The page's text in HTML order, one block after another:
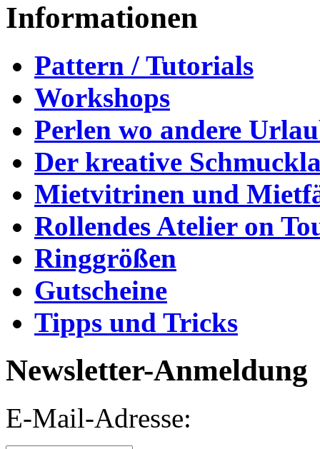
Informationen
Pattern / Tutorials
Workshops
Perlen wo andere
Der kreative
Mietvitrinen und
Rollendes Atelier on
Ringgrößen
Gutscheine
Tipps und Tricks
Newsletter-Anmeldung
E-Mail-Adresse: